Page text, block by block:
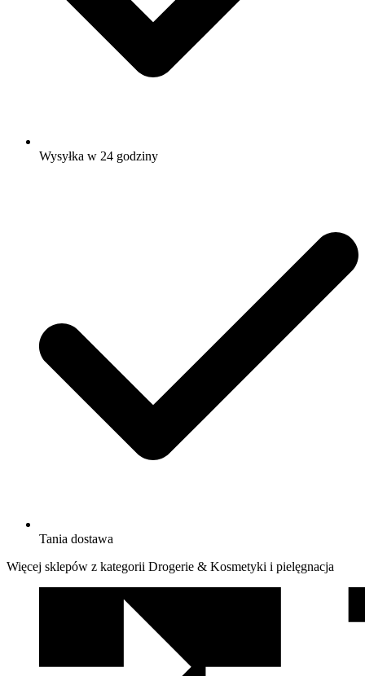
Wysyłka w 24 godziny
Tania dostawa
Więcej sklepów z kategorii Drogerie & Kosmetyki i pielęgnacja